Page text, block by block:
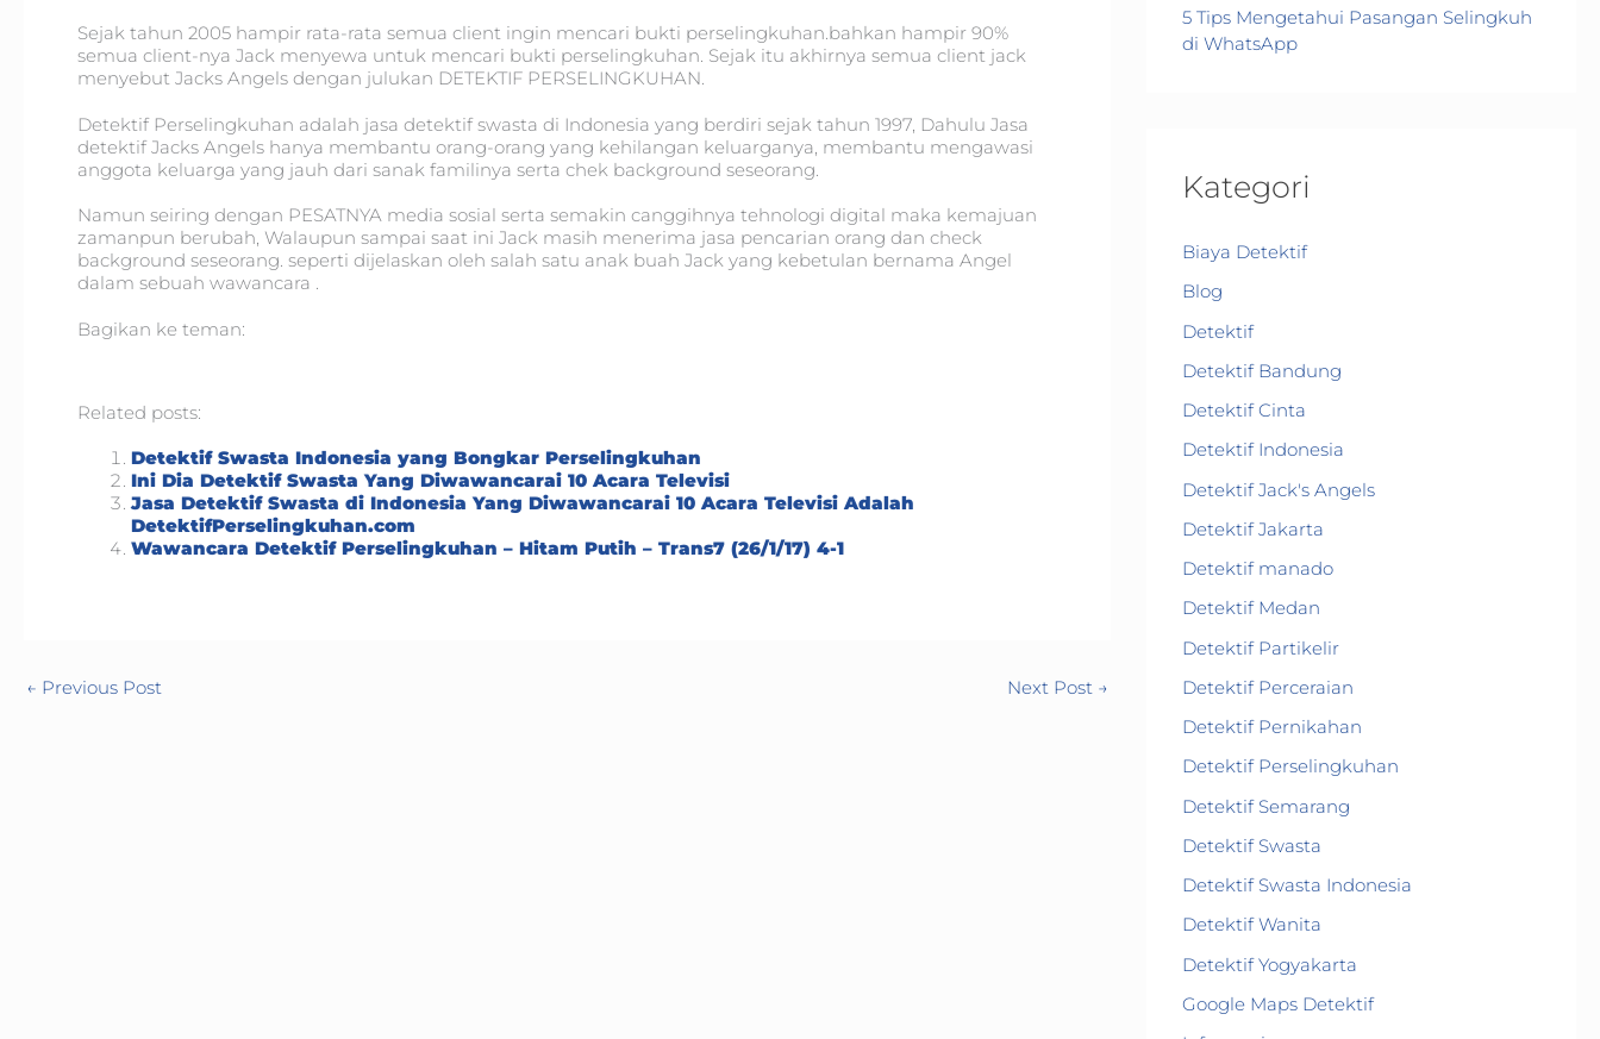
Sejak tahun 2005 hampir rata-rata semua client ingin mencari bukti perselingkuhan.bahkan hampir 90%
semua client-nya Jack menyewa untuk mencari bukti perselingkuhan. Sejak itu akhirnya semua client jack
menyebut Jacks Angels dengan julukan DETEKTIF PERSELINGKUHAN.
Detektif Perselingkuhan adalah jasa detektif swasta di Indonesia yang berdiri sejak tahun 1997, Dahulu Jasa
detektif Jacks Angels hanya membantu orang-orang yang kehilangan keluarganya, membantu mengawasi
anggota keluarga yang jauh dari sanak familinya serta chek background seseorang.
Namun seiring dengan PESATNYA media sosial serta semakin canggihnya tehnologi digital maka kemajuan
zamanpun berubah, Walaupun sampai saat ini Jack masih menerima jasa pencarian orang dan check
background seseorang. seperti dijelaskan oleh salah satu anak buah Jack yang kebetulan bernama Angel
dalam sebuah wawancara .
Bagikan ke teman:
Related posts:
Detektif Swasta Indonesia yang Bongkar Perselingkuhan
Ini Dia Detektif Swasta Yang Diwawancarai 10 Acara Televisi
Jasa Detektif Swasta di Indonesia Yang Diwawancarai 10 Acara Televisi Adalah
DetektifPerselingkuhan.com
Wawancara Detektif Perselingkuhan – Hitam Putih – Trans7 (26/1/17) 4-1
← Previous Post Next Post →
5 Tips Mengetahui Pasangan Selingkuh
di WhatsApp
Kategori
Biaya Detektif
Blog
Detektif
Detektif Bandung
Detektif Cinta
Detektif Indonesia
Detektif Jack's Angels
Detektif Jakarta
Detektif manado
Detektif Medan
Detektif Partikelir
Detektif Perceraian
Detektif Pernikahan
Detektif Perselingkuhan
Detektif Semarang
Detektif Swasta
Detektif Swasta Indonesia
Detektif Wanita
Detektif Yogyakarta
Google Maps Detektif